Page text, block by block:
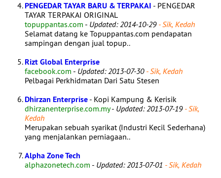
PENGEDAR TAYAR BARU & TERPAKAI - PENGEDAR
TAYAR TERPAKAI ORIGINAL
topuppantas.com - Updated: 2014-10-29- Sik, Kedah
Selamat datang ke Topuppantas.com pendapatan
sampingan dengan jual topup..
Rizt Global Enterprise
facebook.com - Updated: 2013-07-30- Sik, Kedah
Pelbagai Perkhidmatan Dari Satu Stesen
Dhirzan Enterprise - Kopi Kampung & Kerisik
dhirzanenterprise.com.my- Updated: 2013-07-19- Sik,
Kedah
Merupakan sebuah syarikat (Industri Kecil Sederhana)
yang menjalankan perniagaan..
Alpha Zone Tech
alphazonetech.com - Updated: 2013-07-01 - Sik, Kedah